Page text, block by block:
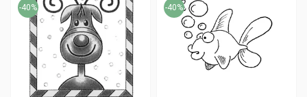
-40% -40%